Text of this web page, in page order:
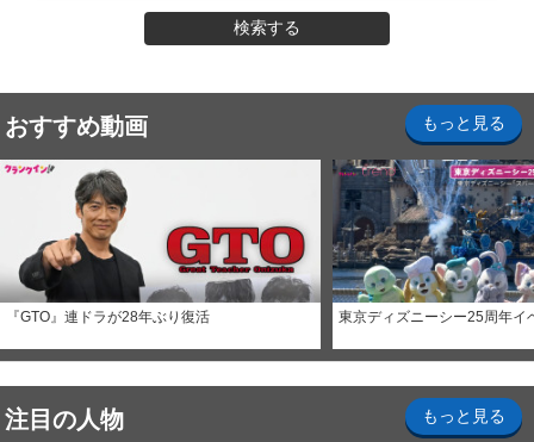
検索する
おすすめ動画 もっと見る
『GTO』連ドラが28年ぶり復活 東京ディズニーシー25周年イ
注目の人物 もっと見る